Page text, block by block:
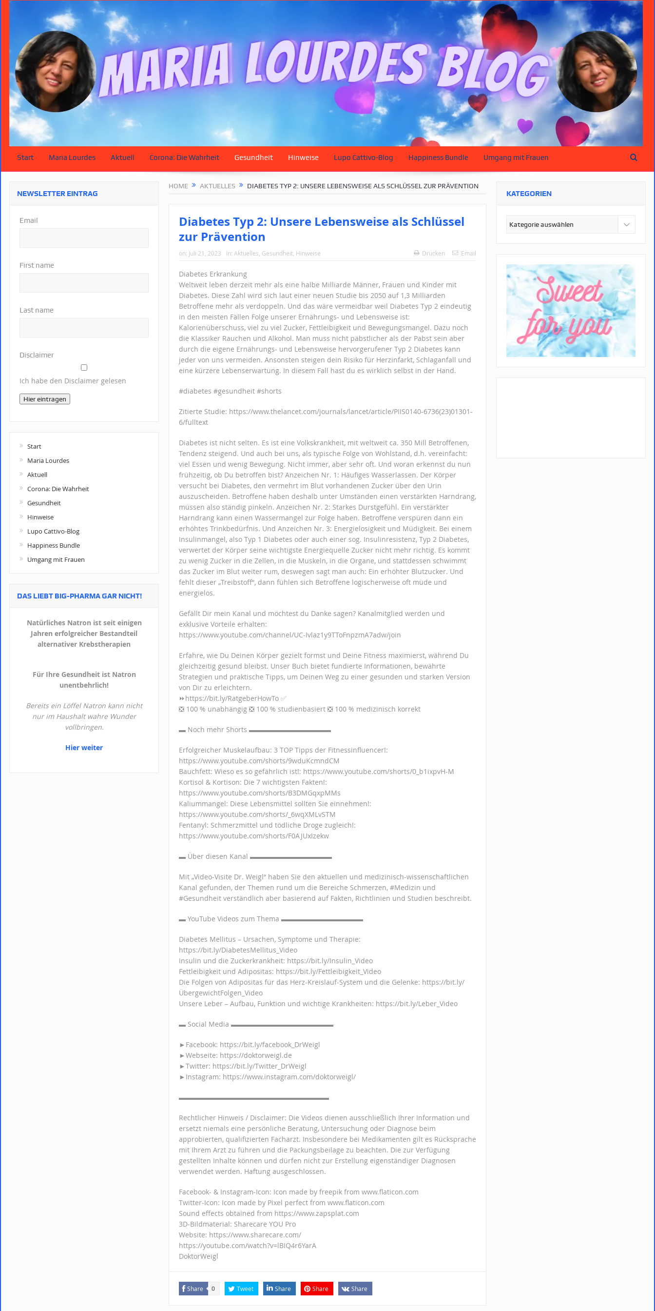
Start Maria Lourdes Aktuell Corona: Die Wahrheit Gesundheit Hinweise Lupo Cattivo-Blog Happiness Bundle Umgang mit Frauen
HOME AKTUELLES DIABETES TYP 2: UNSERE LEBENSWEISE ALS SCHLÜSSEL ZUR PRÄVENTION
Diabetes Typ 2: Unsere Lebensweise als Schlüssel
zur Prävention
on: Juli 21, 2023 In: Aktuelles Gesundheit Hinweise Drucken Email
Diabetes Erkrankung
Weltweit leben derzeit mehr als eine halbe Milliarde Männer, Frauen und Kinder mit
Diabetes. Diese Zahl wird sich laut einer neuen Studie bis 2050 auf 1,3 Milliarden
Betroffene mehr als verdoppeln. Und das wäre vermeidbar weil Diabetes Typ 2 eindeutig
in den meisten Fällen Folge unserer Ernährungs- und Lebensweise ist:
Kalorienüberschuss, viel zu viel Zucker, Fettleibigkeit und Bewegungsmangel. Dazu noch
die Klassiker Rauchen und Alkohol. Man muss nicht päbstlicher als der Pabst sein aber
durch die eigene Ernährungs- und Lebensweise hervorgerufener Typ 2 Diabetes kann
jeder von uns vermeiden. Ansonsten steigen dein Risiko für Herzinfarkt, Schlaganfall und
eine kürzere Lebenserwartung. In diesem Fall hast du es wirklich selbst in der Hand.
#diabetes #gesundheit #shorts
Zitierte Studie: https://www.thelancet.com/journals/lancet/article/PIIS0140-6736(23)01301-
6/fulltext
Diabetes ist nicht selten. Es ist eine Volkskrankheit, mit weltweit ca. 350 Mill Betroffenen,
Tendenz steigend. Und auch bei uns, als typische Folge von Wohlstand, d.h. vereinfacht:
viel Essen und wenig Bewegung. Nicht immer, aber sehr oft. Und woran erkennst du nun
frühzeitig, ob Du betroffen bist? Anzeichen Nr. 1: Häufiges Wasserlassen. Der Körper
versucht bei Diabetes, den vermehrt im Blut vorhandenen Zucker über den Urin
auszuscheiden. Betroffene haben deshalb unter Umständen einen verstärkten Harndrang,
müssen also ständig pinkeln. Anzeichen Nr. 2: Starkes Durstgefühl. Ein verstärkter
Harndrang kann einen Wassermangel zur Folge haben. Betroffene verspüren dann ein
erhöhtes Trinkbedürfnis. Und Anzeichen Nr. 3: Energielosigkeit und Müdigkeit. Bei einem
Insulinmangel, also Typ 1 Diabetes oder auch einer sog. Insulinresistenz, Typ 2 Diabetes,
verwertet der Körper seine wichtigste Energiequelle Zucker nicht mehr richtig. Es kommt
zu wenig Zucker in die Zellen, in die Muskeln, in die Organe, und stattdessen schwimmt
das Zucker im Blut weiter rum, deswegen sagt man auch: Ein erhöhter Blutzucker. Und
fehlt dieser „Treibstoff“, dann fühlen sich Betroffene logischerweise oft müde und
energielos.
Gefällt Dir mein Kanal und möchtest du Danke sagen? Kanalmitglied werden und
exklusive Vorteile erhalten:
https://www.youtube.com/channel/UC-Ivlaz1y9TToFnpzmA7adw/join
Erfahre, wie Du Deinen Körper gezielt formst und Deine Fitness maximierst, während Du
gleichzeitig gesund bleibst. Unser Buch bietet fundierte Informationen, bewährte
Strategien und praktische Tipps, um Deinen Weg zu einer gesunden und starken Version
von Dir zu erleichtern.
⏩https://bit.ly/RatgeberHowTo ✅
❎ 100 % unabhängig ❎ 100 % studienbasiert ❎ 100 % medizinisch korrekt
▬ Noch mehr Shorts ▬▬▬▬▬▬▬▬▬▬▬▬
Erfolgreicher Muskelaufbau: 3 TOP Tipps der Fitnessinfluencer!:
https://www.youtube.com/shorts/9wduKcmndCM
Bauchfett: Wieso es so gefährlich ist!: https://www.youtube.com/shorts/0_b1ixpvH-M
Kortisol & Kortison: Die 7 wichtigsten Fakten!:
https://www.youtube.com/shorts/B3DMGqxpMMs
Kaliummangel: Diese Lebensmittel sollten Sie einnehmen!:
https://www.youtube.com/shorts/_6wqXMLvSTM
Fentanyl: Schmerzmittel und tödliche Droge zugleich!:
https://www.youtube.com/shorts/F0AJUxIzekw
▬ Über diesen Kanal ▬▬▬▬▬▬▬▬▬▬▬▬
Mit „Video-Visite Dr. Weigl“ haben Sie den aktuellen und medizinisch-wissenschaftlichen
Kanal gefunden, der Themen rund um die Bereiche Schmerzen, #Medizin und
#Gesundheit verständlich aber basierend auf Fakten, Richtlinien und Studien beschreibt.
▬ YouTube Videos zum Thema ▬▬▬▬▬▬▬▬▬▬▬▬
Diabetes Mellitus – Ursachen, Symptome und Therapie:
https://bit.ly/DiabetesMellitus_Video
Insulin und die Zuckerkrankheit: https://bit.ly/Insulin_Video
Fettleibigkeit und Adipositas: https://bit.ly/Fettleibigkeit_Video
Die Folgen von Adipositas für das Herz-Kreislauf-System und die Gelenke: https://bit.ly/
ÜbergewichtFolgen_Video
Unsere Leber – Aufbau, Funktion und wichtige Krankheiten: https://bit.ly/Leber_Video
▬ Social Media ▬▬▬▬▬▬▬▬▬▬▬▬▬▬▬
►Facebook: https://bit.ly/facebook_DrWeigl
►Webseite: https://doktorweigl.de
►Twitter: https://bit.ly/Twitter_DrWeigl
►Instagram: https://www.instagram.com/doktorweigl/
▬▬▬▬▬▬▬▬▬▬▬▬▬▬▬▬▬▬▬▬▬▬
Rechtlicher Hinweis / Disclaimer: Die Videos dienen ausschließlich Ihrer Information und
ersetzt niemals eine persönliche Beratung, Untersuchung oder Diagnose beim
approbierten, qualifizierten Facharzt. Insbesondere bei Medikamenten gilt es Rücksprache
mit Ihrem Arzt zu führen und die Packungsbeilage zu beachten. Die zur Verfügung
gestellten Inhalte können und dürfen nicht zur Erstellung eigenständiger Diagnosen
verwendet werden. Haftung ausgeschlossen.
Facebook- & Instagram-Icon: Icon made by freepik from www.flaticon.com
Twitter-Icon: Icon made by Pixel perfect from www.flaticon.com
Sound effects obtained from https://www.zapsplat.com
3D-Bildmaterial: Sharecare YOU Pro
Website: https://www.sharecare.com/
https://youtube.com/watch?v=lBIQ4r6YarA
DoktorWeigl
Share 0 Tweet Share Share Share
NEWSLETTER EINTRAG
Email
First name
Last name
Disclaimer
Ich habe den Disclaimer gelesen
Hier eintragen
Start
Maria Lourdes
Aktuell
Corona: Die Wahrheit
Gesundheit
Hinweise
Lupo Cattivo-Blog
Happiness Bundle
Umgang mit Frauen
DAS LIEBT BIG-PHARMA GAR NICHT!
Natürliches Natron ist seit einigen
Jahren erfolgreicher Bestandteil
alternativer Krebstherapien
Für Ihre Gesundheit ist Natron
unentbehrlich!
Bereits ein Löffel Natron kann nicht
nur im Haushalt wahre Wunder
vollbringen.
Hier weiter
KATEGORIEN